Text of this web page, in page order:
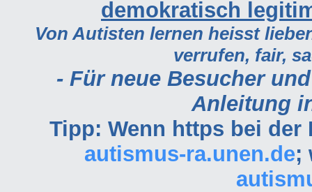
demokratisch
Von Autisten lernen heisst
verrufen, fair,
- Für neue Besucher
Anleitung
Tipp: Wenn https bei
autismus-ra.unen.de;